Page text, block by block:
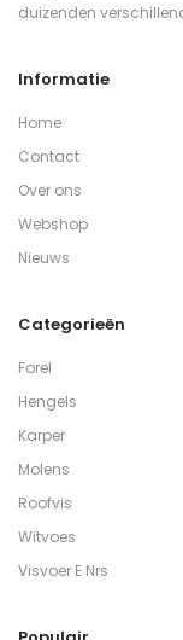
duizenden
Informatie
Home
Contact
Over ons
Webshop
Nieuws
Categorieën
Forel
Hengels
Karper
Molens
Roofvis
Witvoes
Visvoer E Nrs